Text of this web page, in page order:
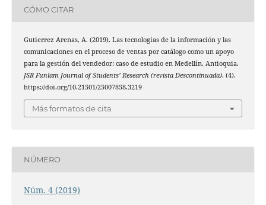
CÓMO CITAR
Gutierrez Arenas, A. (2019). Las tecnologías de la información y las
comunicaciones en el proceso de ventas por catálogo como un apoyo
para la gestión del vendedor: caso de estudio en Medellín, Antioquia.
JSR Funlam Journal of Students’ Research (revista Descontinuada), (4).
https://doi.org/10.21501/25007858.3219
Más formatos de cita
NÚMERO
Núm. 4 (2019)